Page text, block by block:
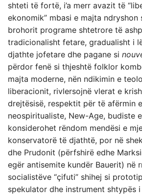
shteti të fortë, i’a merr avazit të
ekonomik” mbasi e majta ndryshon
brohorit programe shtetrore të
tradicionalisht fetare, gradualisht i
djathte jofetare dhe pagane si
përdor fenë si thjeshtë folklor
majta moderne, nën ndikimin e
liberacionit, rivlersojnë vlerat e
drejtësisë, respektit për të afërmin
neospiritualiste, New-Age, budiste
konsiderohet rëndom mendësi e
konservatorë të djathtë, por në
dhe Prudonit (përfshirë edhe
egër antisemite kundër Bauerit) në
socialistëve “çifuti” shihej si
spekulator dhe instrument shtypës